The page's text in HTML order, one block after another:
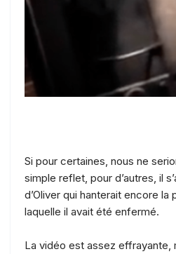
Si pour certaines, nous ne
simple reflet, pour d’autres, il
d’Oliver qui hanterait encore la
laquelle il avait été enfermé.
La vidéo est assez effrayante,